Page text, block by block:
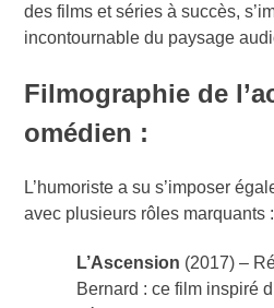
des films et séries à succès,
incontournable du paysage
Filmographie de
omédien :
L’humoriste a su s’imposer
avec plusieurs rôles marquants :
L’Ascension (2017) –
Bernard : ce film inspiré